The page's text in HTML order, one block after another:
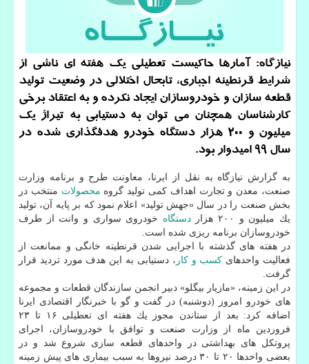
نیازگاه: آمارها حاكیست تعطیلی یك هفته ای ناشی از
شرایط قرنطینه اجباری، تابحال اختلالی در وضعیت تولید
قطعه سازان و خودروسازان ایجاد نكرده و به اعتقاد برخی
كارشناسان همچنان می توان به دستیابی به تیراژ یك
میلیون و 200 هزار دستگاه خودرو هدفگذاری شده در
سال 99 امیدوار بود.
به گزارش نیازگاه به نقل از ایرنا، معاونت طرح و برنامه وزارت
صنعت، معدن و تجارت اهداف كمی تولید گروه محصولات منتخب در
بخش صنعت را در سال «جهش تولید» اعلام نمود كه بر پایه آن، تولید
یك میلیون و ۲۰۰ هزار
دستگاه خودروی سواری و وانت از طرف
خودروسازان برنامه ریزی شده است.
در هفته های گذشته با اجرایی شدن قرنطینه خانگی و ممانعت از
فعالیت واحدهای كسب و كار ، دستیابی به این هدف مورد تردید قرار
گرفت.
در این زمینه، «مازیار بیگلو» دبیر انجمن سازندگان قطعات و مجموعه
های خودرو امروز (دوشنبه) در گفت و گو با خبرنگار اقتصادی ایرنا
اضافه كرد: بعد از ستاندن مجوز یك هفته ای تعطیلی ۱۶ تا ۲۳
فروردین ماه از وزارت صنعت و توافق با خودروسازان، اجرای
پروتكل های بهداشتی در واحدهای قطعه سازی شروع شد و در
بعضی واحدها ۲۰ تا ۳۰ درصد نیروها به سبب بیماری های پیش زمینه